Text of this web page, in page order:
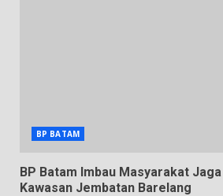
BP BATAM
BP Batam Imbau Masyarakat
Kawasan Jembatan Barelang